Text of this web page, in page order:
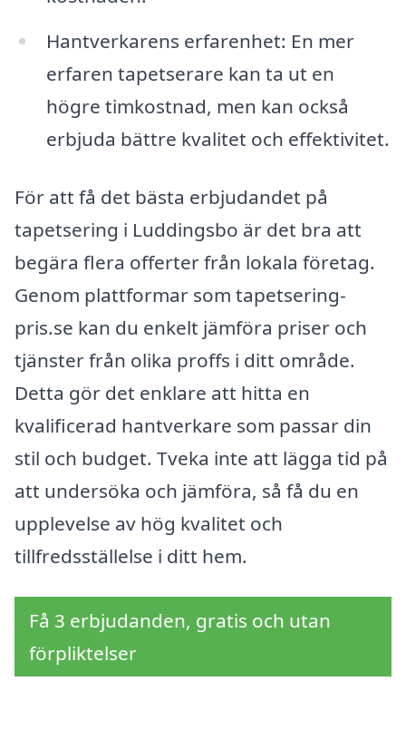
Hantverkarens erfarenhet: En mer
erfaren tapetserare kan ta ut en
högre timkostnad, men kan också
erbjuda bättre kvalitet och effektivitet.
För att få det bästa erbjudandet på
tapetsering i Luddingsbo är det bra att
begära flera offerter från lokala företag.
Genom plattformar som tapetsering-
pris.se kan du enkelt jämföra priser och
tjänster från olika proffs i ditt område.
Detta gör det enklare att hitta en
kvalificerad hantverkare som passar din
stil och budget. Tveka inte att lägga tid på
att undersöka och jämföra, så få du en
upplevelse av hög kvalitet och
tillfredsställelse i ditt hem.
Få 3 erbjudanden, gratis och utan
förpliktelser